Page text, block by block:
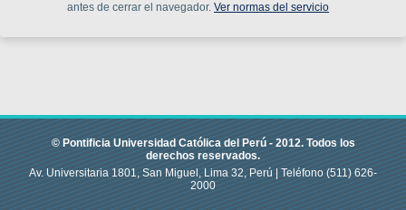
antes de cerrar el navegador. Ver normas del servicio
© Pontificia Universidad Católica del Perú -2012.Todos los
derechos reservados.
Av. Universitaria 1801, San Miguel, Lima 32, Perú |Teléfono(511) 626-
2000